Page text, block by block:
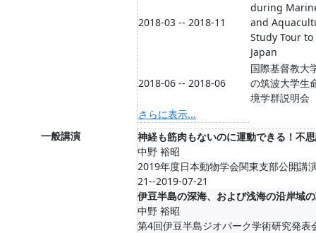
2018-03 -- 2018-11
during
and
Study Tour to
Japan
2018-06 -- 2018-06
国際基督教大
の筑波大学生
境学群説明会
さらに表示...
一般講演
神経も筋肉もないのに運動できる！不
中野 裕昭
2019年度日本動物学会関東支部公開講
21--2019-07-21
伊豆半島の深海、および浅海の沿岸域
中野 裕昭
第4回伊豆半島ジオパーク学術研究発